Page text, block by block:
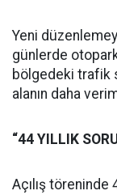
Yeni
günlerde
bölgedeki trafik
alanın daha
“44 YILLIK
Açılış töreninde